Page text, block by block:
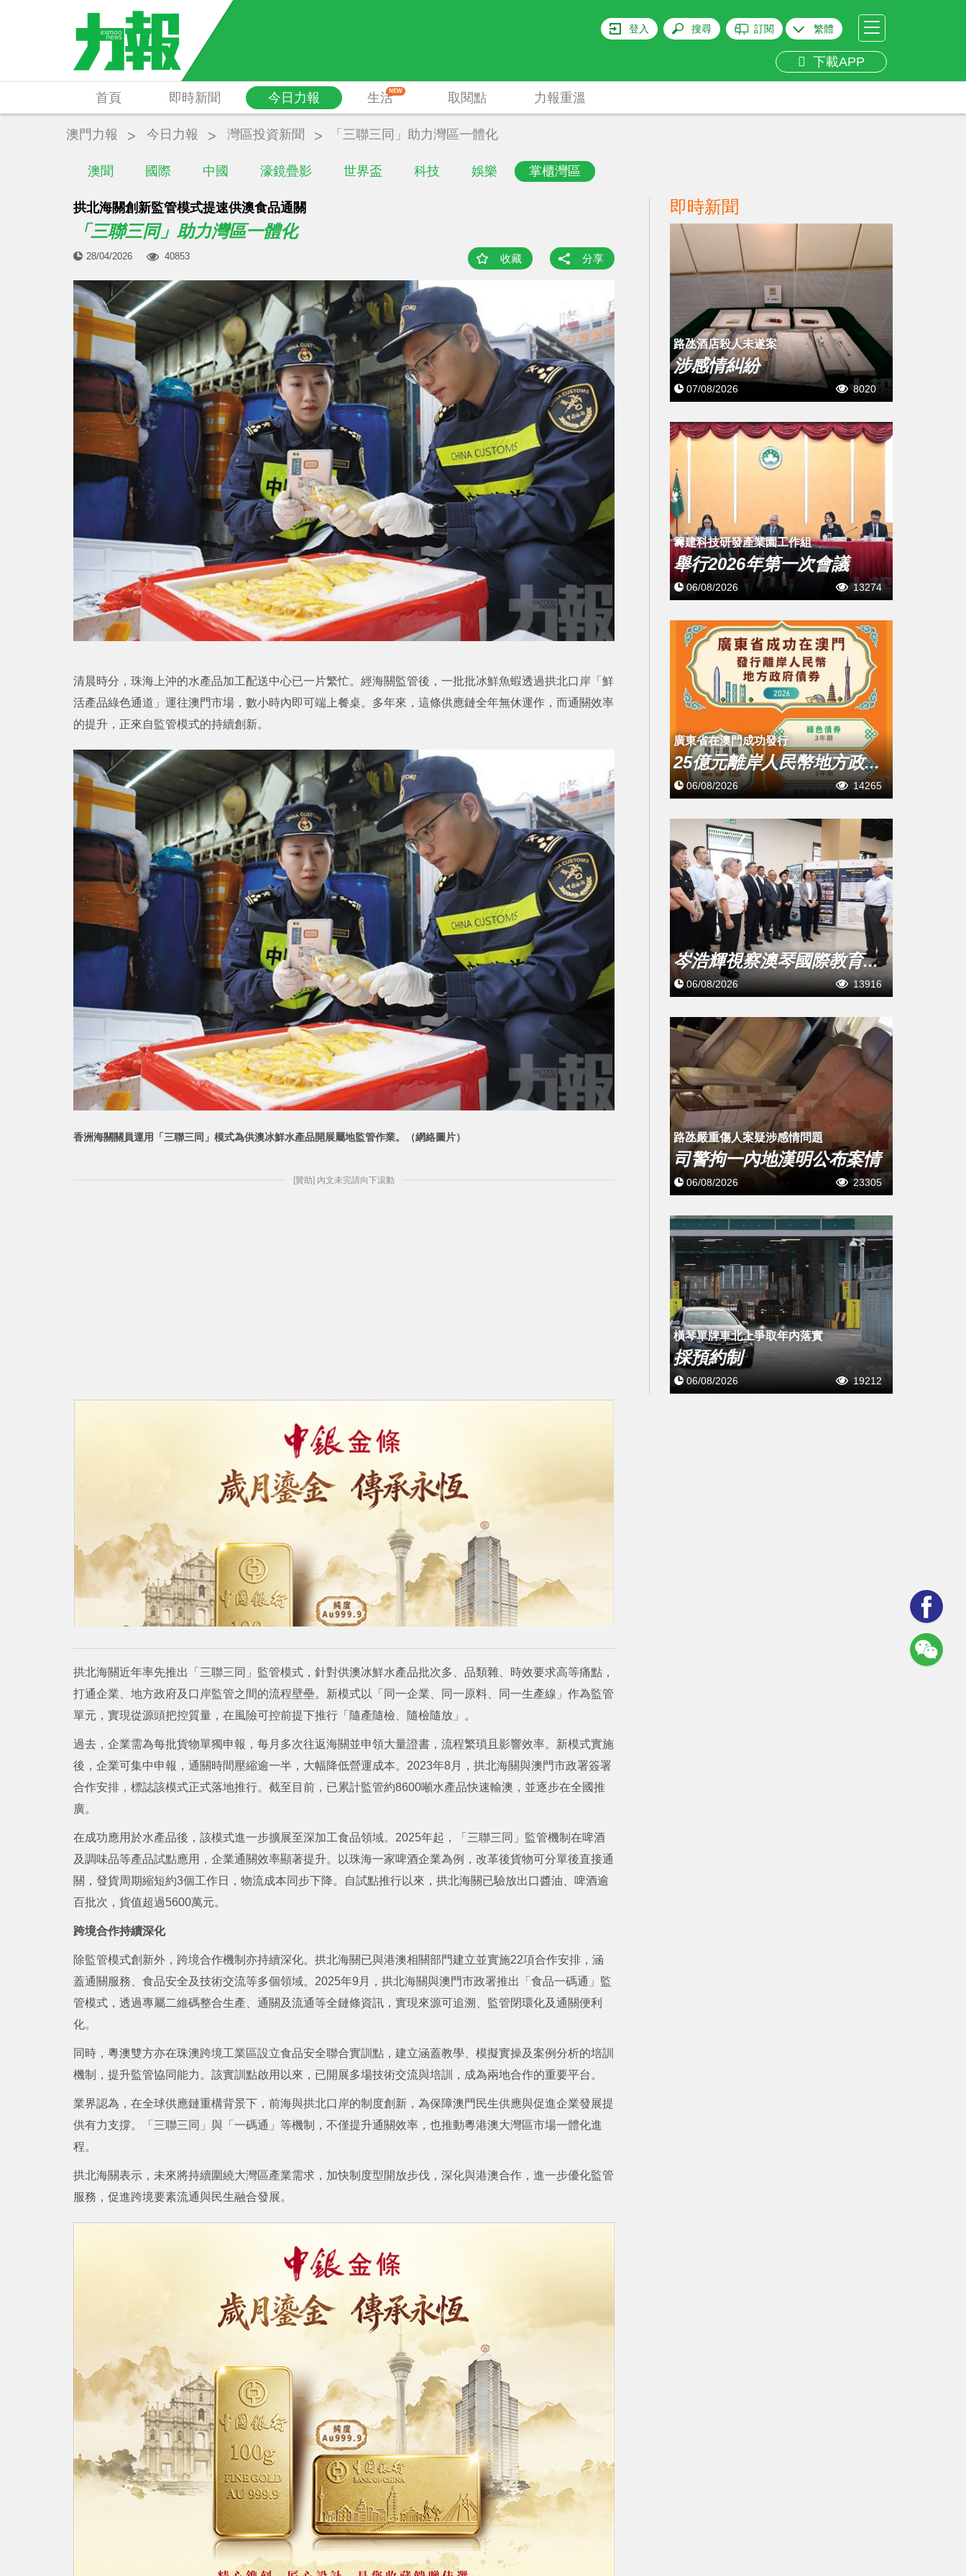
登入 搜尋 訂閱 繁體
下載APP
首頁 即時新聞 今日力報
澳聞 國際 中國 濠鏡疊影 世界盃 科技 娛樂 掌櫃灣區
生活NEW 取閱點 力報重溫
澳門力報 今日力報 灣區投資新聞 「三聯三同」助力灣區一體化
拱北海關創新監管模式提速供澳食品通關
「三聯三同」助力灣區一體化
28/04/2026 40853 收藏 分享
清晨時分，珠海上沖的水產品加工配送中心已一片繁忙。經海關監管後，一批批冰鮮魚蝦透過拱北口岸「鮮
活產品綠色通道」運往澳門市場，數小時內即可端上餐桌。多年來，這條供應鏈全年無休運作，而通關效率
的提升，正來自監管模式的持續創新。
香洲海關關員運用「三聯三同」模式為供澳冰鮮水產品開展屬地監管作業。（網絡圖片）
[贊助] 內文未完請向下滾動
拱北海關近年率先推出「三聯三同」監管模式，針對供澳冰鮮水產品批次多、品類雜、時效要求高等痛點，
打通企業、地方政府及口岸監管之間的流程壁壘。新模式以「同一企業、同一原料、同一生產線」作為監管
單元，實現從源頭把控質量，在風險可控前提下推行「隨產隨檢、隨檢隨放」。
過去，企業需為每批貨物單獨申報，每月多次往返海關並申領大量證書，流程繁瑣且影響效率。新模式實施
後，企業可集中申報，通關時間壓縮逾一半，大幅降低營運成本。2023年8月，拱北海關與澳門市政署簽署
合作安排，標誌該模式正式落地推行。截至目前，已累計監管約8600噸水產品快速輸澳，並逐步在全國推
廣。
在成功應用於水產品後，該模式進一步擴展至深加工食品領域。2025年起，「三聯三同」監管機制在啤酒
及調味品等產品試點應用，企業通關效率顯著提升。以珠海一家啤酒企業為例，改革後貨物可分單後直接通
關，發貨周期縮短約3個工作日，物流成本同步下降。自試點推行以來，拱北海關已驗放出口醬油、啤酒逾
百批次，貨值超過5600萬元。
跨境合作持續深化
除監管模式創新外，跨境合作機制亦持續深化。拱北海關已與港澳相關部門建立並實施22項合作安排，涵
蓋通關服務、食品安全及技術交流等多個領域。2025年9月，拱北海關與澳門市政署推出「食品一碼通」監
管模式，透過專屬二維碼整合生產、通關及流通等全鏈條資訊，實現來源可追溯、監管閉環化及通關便利
化。
同時，粵澳雙方亦在珠澳跨境工業區設立食品安全聯合實訓點，建立涵蓋教學、模擬實操及案例分析的培訓
機制，提升監管協同能力。該實訓點啟用以來，已開展多場技術交流與培訓，成為兩地合作的重要平台。
業界認為，在全球供應鏈重構背景下，前海與拱北口岸的制度創新，為保障澳門民生供應與促進企業發展提
供有力支撐。「三聯三同」與「一碼通」等機制，不僅提升通關效率，也推動粵港澳大灣區市場一體化進
程。
拱北海關表示，未來將持續圍繞大灣區產業需求，加快制度型開放步伐，深化與港澳合作，進一步優化監管
服務，促進跨境要素流通與民生融合發展。
即時新聞
路氹酒店殺人未遂案
涉感情糾紛
07/08/2026 8020
籌建科技研發產業園工作組
舉行2026年第一次會議
06/08/2026 13274
廣東省在澳門成功發行
25億元離岸人民幣地方政...
06/08/2026 14265
岑浩輝視察澳琴國際教育...
06/08/2026 13916
​路氹嚴重傷人案疑涉感情問題
司警拘一內地漢明公布案情
06/08/2026 23305
橫琴單牌車北上爭取年内落實
採預約制
06/08/2026 19212